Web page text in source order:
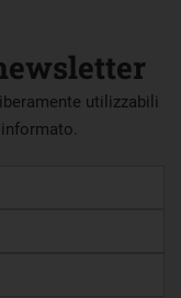
utilizzabili